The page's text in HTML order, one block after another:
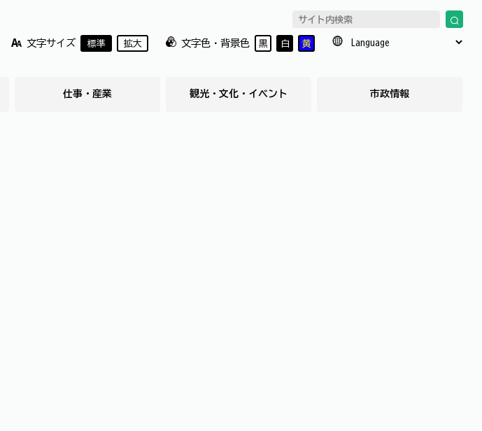
文字サイズ 標準 拡大 文字色・背景色 黒 白 黄
仕事・産業 観光・文化・イベント 市政情報